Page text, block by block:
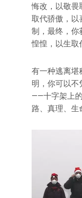
悔改，以敬畏
取代骄傲，以
制，最终，你
惶惶，以生取
有一种逃离堪
明，你可以不
——十字架上
路、真理、生